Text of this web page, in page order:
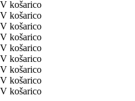
V košarico
V košarico
V košarico
V košarico
V košarico
V košarico
V košarico
V košarico
V košarico